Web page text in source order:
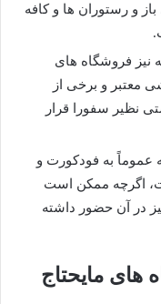
و رستوران ها و کافه
نیز فروشگاه های
معتبر و برخی از
نظیر سفورا قرار
عموماً به فودکورت و
اگرچه ممکن است
در آن حضور داشته
های مایحتاج